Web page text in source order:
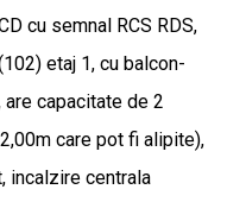
cu semnal RCS RDS,
etaj 1, cu balcon-
capacitate de 2
care pot fi alipite),
incalzire centrala